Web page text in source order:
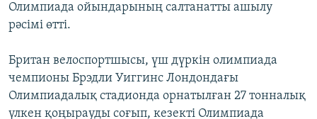
Олимпиада ойындарының салтанатты ашылу
рәсімі өтті.
Британ велоспортшысы, үш дүркін олимпиада
чемпионы Брэдли Уиггинс Лондондағы
Олимпиадалық стадионда орнатылған 27 тонналық
үлкен қоңырауды соғып, кезекті Олимпиада